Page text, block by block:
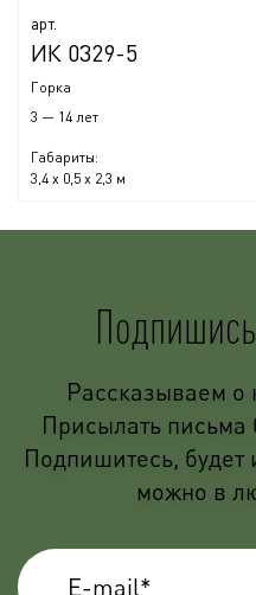
арт.
ИК 0329-5
Горка
3 — 14 лет
Габариты:
3,4 x 0,5 x 2,3 м
Рассказываем о
Присылать письма
Подпишитесь, будет
можно в